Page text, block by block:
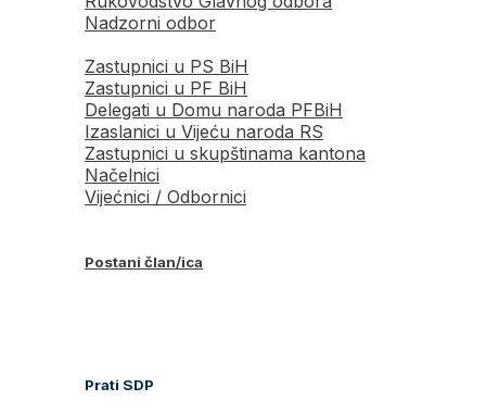
Nadzorni odbor
Zastupnici u PS BiH
Zastupnici u PF BiH
Delegati u Domu naroda PFBiH
Izaslanici u Vijeću naroda RS
Zastupnici u skupštinama kantona
Načelnici
Vijećnici / Odbornici
Postani član/ica
Prati SDP